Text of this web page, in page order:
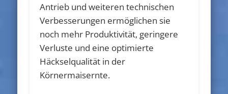
Antrieb und weiteren technischen
Verbesserungen ermöglichen sie
noch mehr Produktivität, geringere
Verluste und eine optimierte
Häckselqualität in der
Körnermaisernte.